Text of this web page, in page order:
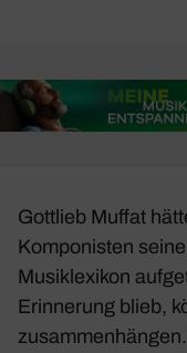
Gott­lieb Muffat
Kompo­nisten
Musik­le­xikon
Erin­ne­rung blieb,